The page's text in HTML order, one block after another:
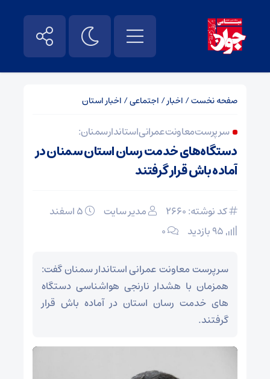
صفحه نخست/ اخبار/ اجتماعی/ اخبار استان
سرپرست معاونت عمرانی استاندار سمنان:
دستگاه‌های خدمت رسان استان سمنان در
آماده باش قرار گرفتند
کد نوشته: 2660 مدیر سایت
۰
سرپرست معاونت عمرانی استاندار سمنان گفت:
همزمان با هشدار نارنجی هواشناسی دستگاه
های خدمت رسان استان در آماده باش قرار
گرفتند.